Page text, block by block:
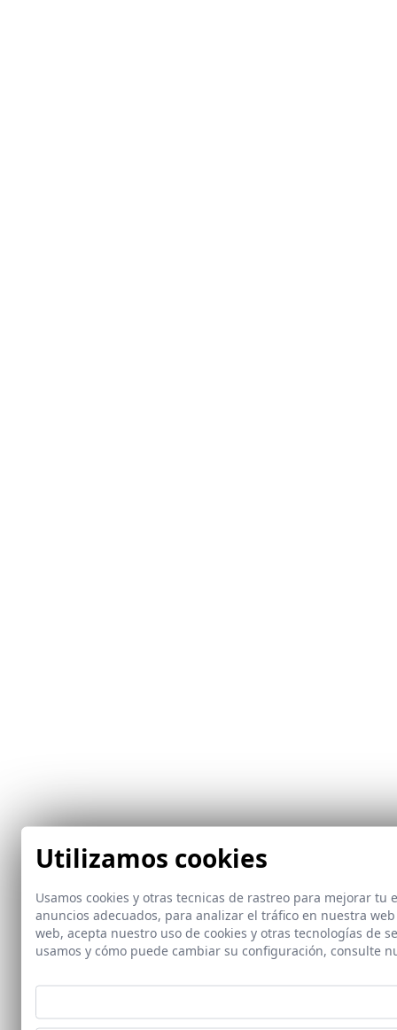
Utilizamos cookies
Usamos cookies y otras tecnicas de rastreo para mejorar
anuncios adecuados, para analizar el tráfico en nuestra
web, acepta nuestro uso de cookies y otras tecnologías de
usamos y cómo puede cambiar su configuración, consulte